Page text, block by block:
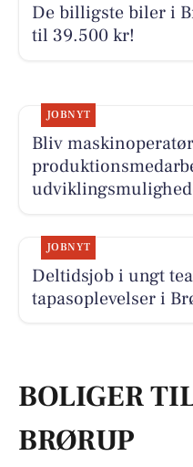
De billigste biler i
til 39.500 kr!
JOBNYT
Bliv
JOBNYT
Deltidsjob i ungt
tapasoplevelser i
BOLIGER
BRØRUP